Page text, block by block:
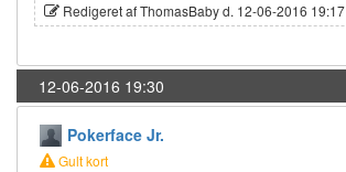
Redigeret af ThomasBaby d. 12-06-2016 19:17
12-06-2016 19:30
Pokerface Jr.
Gult kort